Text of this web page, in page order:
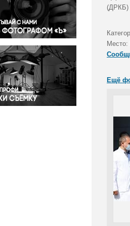
и конфликты
жизнь
и бизнес
(ДРКБ)
Место:
Ещё